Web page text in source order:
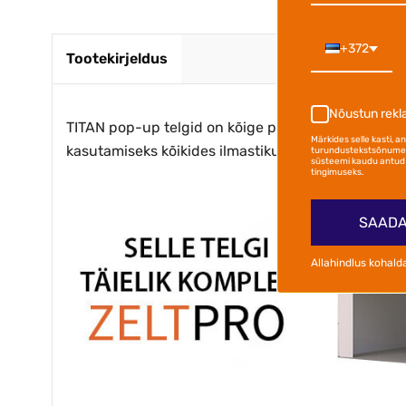
Tootekirjeldus
TITAN pop-up telgid on kõige populaarsemad
kasutamiseks kõikides ilmastikutingimustes.
+372
Nõustun
Märkides selle kasti,
süsteemi kaudu
tingimuseks.
Allahindlus